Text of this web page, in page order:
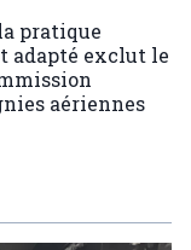
pratique
adapté exclut le
aériennes